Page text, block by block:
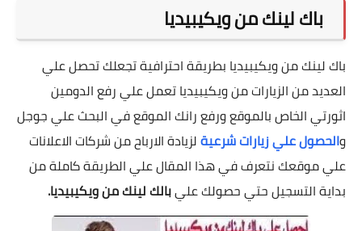
باك لينك من ويكيبيديا
باك لينك من ويكيبيديا بطريقة احترافية تجعلك تحصل علي
العديد من الزيارات من ويكيبيديا تعمل علي رفع الدومين
اثورتي الخاص بالموقع ورفع رانك الموقع في البحث علي جوجل
والحصول علي زيارات شرعيةلزيادة الارباح من شركات الاعلانات
علي موقعك نتعرف في هذا المقال علي الطريقة كاملة من
بداية التسجيل حتي حصولك عليبالك لينك من ويكيبيديا.